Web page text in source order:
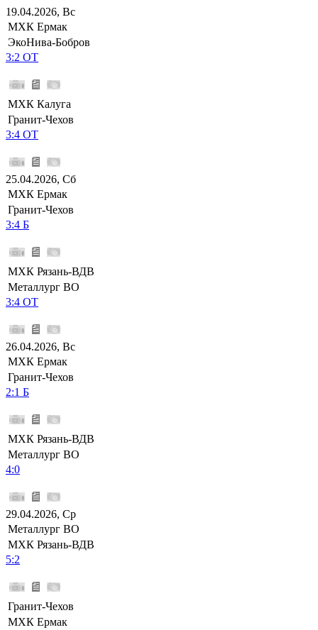
19.04.2026, Вс
МХК Ермак
ЭкоНива-Бобров
3:2 ОТ
МХК Калуга
Гранит-Чехов
3:4 ОТ
25.04.2026, Сб
МХК Ермак
Гранит-Чехов
3:4 Б
МХК Рязань-ВДВ
Металлург ВО
3:4 ОТ
26.04.2026, Вс
МХК Ермак
Гранит-Чехов
2:1 Б
МХК Рязань-ВДВ
Металлург ВО
4:0
29.04.2026, Ср
Металлург ВО
МХК Рязань-ВДВ
5:2
Гранит-Чехов
МХК Ермак